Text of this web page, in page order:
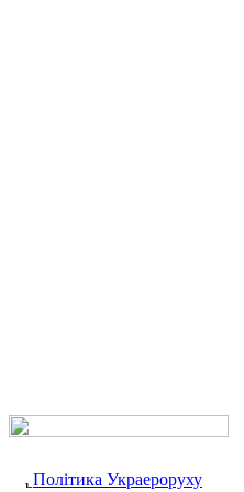
Політика Украероруху